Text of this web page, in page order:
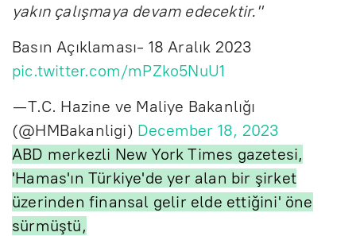
yakın çalışmaya devam edecektir."
Basın Açıklaması- 18 Aralık 2023
pic.twitter.com/mPZko5NuU1
— T.C. Hazine ve Maliye Bakanlığı
(@HMBakanligi) December 18, 2023
ABD merkezli New York Times gazetesi,
'Hamas'ın Türkiye'de yer alan bir şirket
üzerinden finansal gelir elde ettiğini' öne
sürmüştü,